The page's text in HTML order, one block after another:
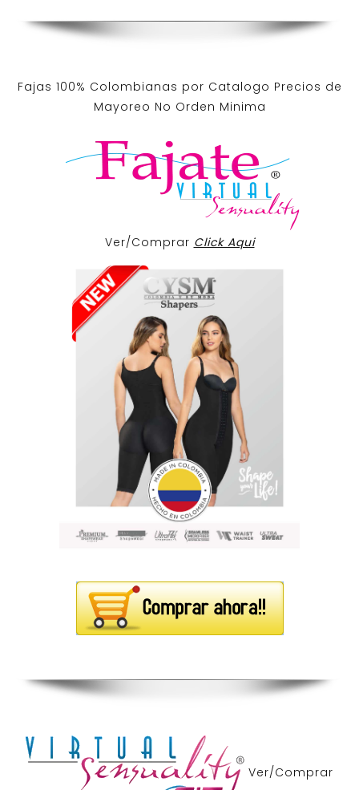
Fajas 100% Colombianas por Catalogo Precios de
Mayoreo No Orden Minima
Ver/Comprar Click Aqui
Ver/Comprar